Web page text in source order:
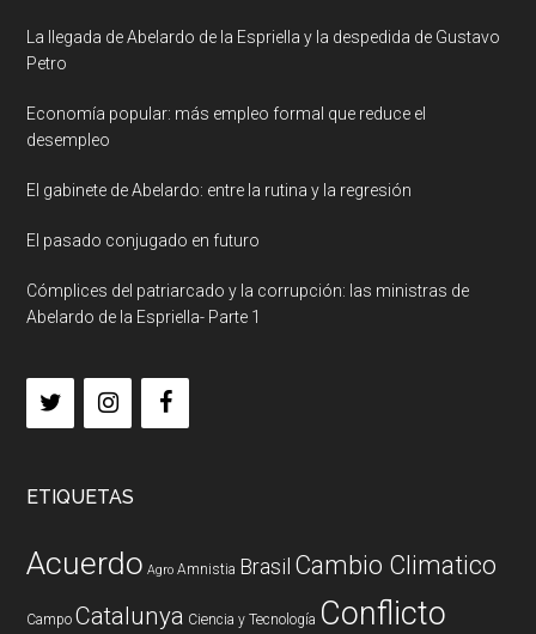
La llegada de Abelardo de la Espriella y la despedida de Gustavo
Petro
Economía popular: más empleo formal que reduce el
desempleo
El gabinete de Abelardo: entre la rutina y la regresión
El pasado conjugado en futuro
Cómplices del patriarcado y la corrupción: las ministras de
Abelardo de la Espriella- Parte 1
ETIQUETAS
Acuerdo Agro Amnistia Brasil Cambio Climatico
Campo Catalunya Ciencia y Tecnología Conflicto